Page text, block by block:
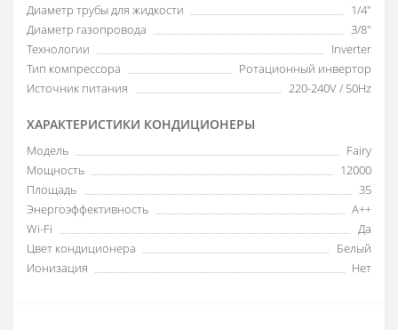
Диаметр трубы для жидкости
1/4"
Диаметр газопровода
3/8"
Технологии
Inverter
Тип компрессора
Ротационный инвертор
Источник питания
220-240V / 50Hz
ХАРАКТЕРИСТИКИ КОНДИЦИОНЕРЫ
Модель
Fairy
Мощность
12000
Площадь
35
Энергоэффективность
A++
Wi-Fi
Да
Цвет кондиционера
Белый
Ионизация
Нет